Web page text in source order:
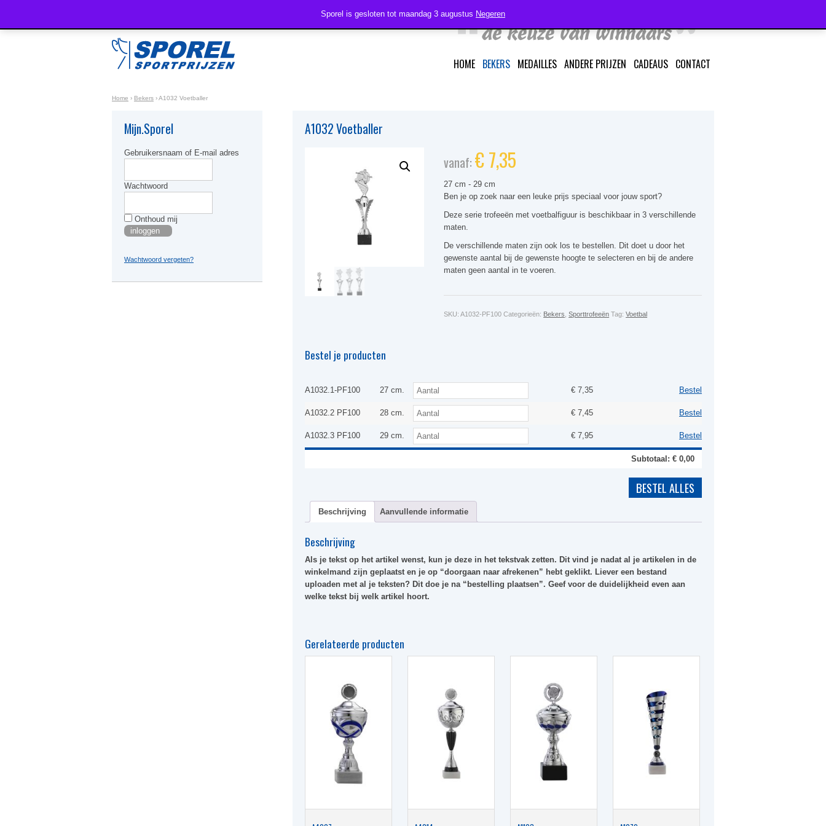
HOME BEKERS MEDAILLES ANDERE PRIJZEN CADEAUS CONTACT
Home › Bekers ›A1032 Voetballer
A1032 Voetballer
vanaf:€7,35
27 cm - 29 cm
Ben je op zoek naar een leukeprijs speciaal voor jouw sport?
Dezeserie trofeeën met voetbalfiguur is beschikbaar in 3 verschillende
maten.
De verschillende maten zijn ook los te bestellen. Dit doet u door het
gewenste aantal bij de gewenste hoogte te selecteren en bij de andere
maten geen aantal in te voeren.
SKU:A1032-PF100 Categorieën: Bekers ,Sporttrofeeën Tag:Voetbal
Bestel je producten
A1032.1-PF100 27 cm. € 7,35 Bestel
A1032.2 PF100 28 cm. € 7,45 Bestel
A1032.3 PF100 29 cm. € 7,95 Bestel
Subtotaal: € 0,00
Beschrijving Aanvullende informatie
Beschrijving
Als je tekst op het artikel wenst, kun je deze in het tekstvak zetten. Dit vind je nadat al je artikelen in de
winkelmand zijn geplaatst en je op “doorgaan naar afrekenen” hebt geklikt. Liever een bestand
uploaden met al je teksten? Dit doe je na “bestelling plaatsen”. Geef voor de duidelijkheid even aan
welke tekst bij welk artikel hoort.
Gerelateerde producten
Mijn.Sporel
Gebruikersnaam of E-mail adres
Wachtwoord
Onthoud mij
Wachtwoord vergeten?
Sporel is gesloten tot maandag 3 augustus Negeren